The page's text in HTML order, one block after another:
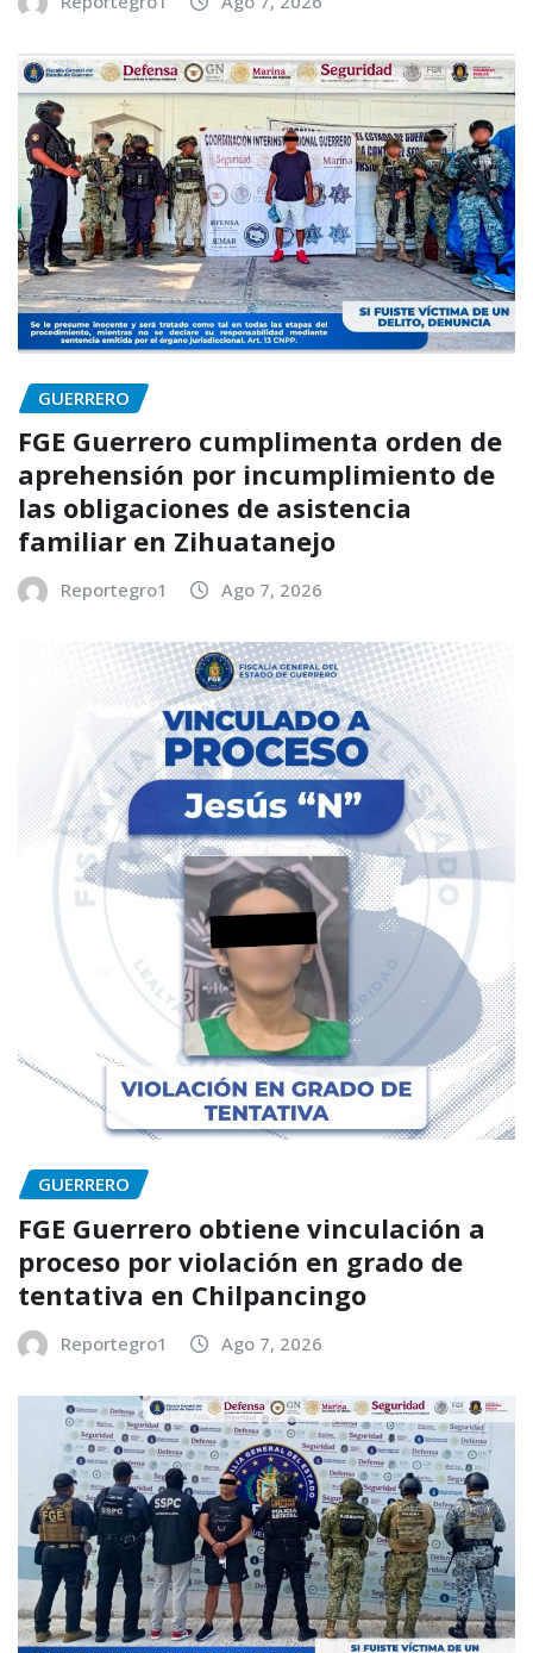
GUERRERO
FGE Guerrero cumplimenta orden de
aprehensión por incumplimiento de
las obligaciones de asistencia
familiar en Zihuatanejo
Reportegro1 Ago 7, 2026
GUERRERO
FGE Guerrero obtiene vinculación a
proceso por violación en grado de
tentativa en Chilpancingo
Reportegro1 Ago 7, 2026